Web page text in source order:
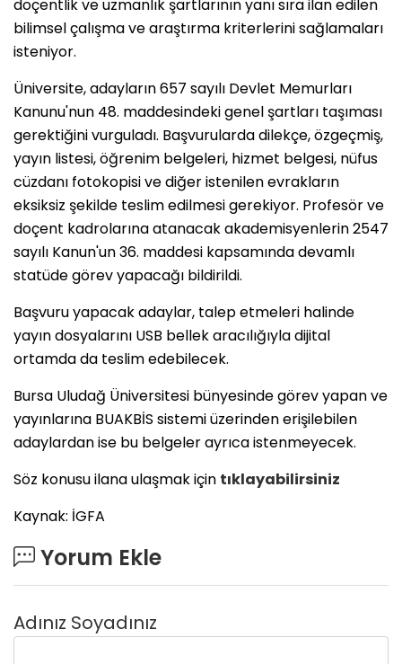
doçentlik ve uzmanlık şartlarının yanı sıra ilan edilen
bilimsel çalışma ve araştırma kriterlerini sağlamaları
isteniyor.
Üniversite, adayların 657 sayılı Devlet Memurları
Kanunu'nun 48. maddesindeki genel şartları taşıması
gerektiğini vurguladı. Başvurularda dilekçe, özgeçmiş,
yayın listesi, öğrenim belgeleri, hizmet belgesi, nüfus
cüzdanı fotokopisi ve diğer istenilen evrakların
eksiksiz şekilde teslim edilmesi gerekiyor. Profesör ve
doçent kadrolarına atanacak akademisyenlerin 2547
sayılı Kanun'un 36. maddesi kapsamında devamlı
statüde görev yapacağı bildirildi.
Başvuru yapacak adaylar, talep etmeleri halinde
yayın dosyalarını USB bellek aracılığıyla dijital
ortamda da teslim edebilecek.
Bursa Uludağ Üniversitesi bünyesinde görev yapan ve
yayınlarına BUAKBİS sistemi üzerinden erişilebilen
adaylardan ise bu belgeler ayrıca istenmeyecek.
Söz konusu ilana ulaşmak için tıklayabilirsiniz
Kaynak: İGFA
Yorum Ekle
Adınız Soyadınız